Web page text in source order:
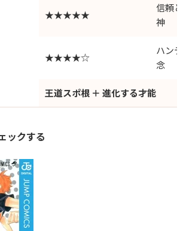
★★★★★
信頼と
神
★★★★☆
ハン
念
王道スポ根 ＋ 進化する才能
ックする